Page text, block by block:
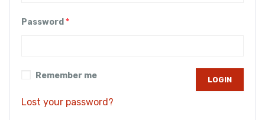
Password *
Remember me
Lost your password?